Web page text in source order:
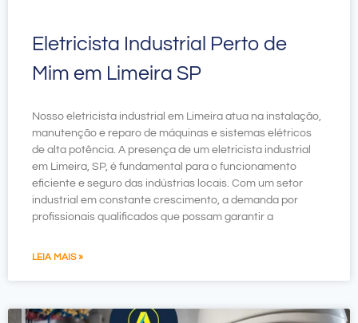
Eletricista Industrial Perto de
Mim em Limeira SP
Nosso eletricista industrial em Limeira atua na instalação,
manutenção e reparo de máquinas e sistemas elétricos
de alta potência. A presença de um eletricista industrial
em Limeira, SP, é fundamental para o funcionamento
eficiente e seguro das indústrias locais. Com um setor
industrial em constante crescimento, a demanda por
profissionais qualificados que possam garantir a
LEIA MAIS »